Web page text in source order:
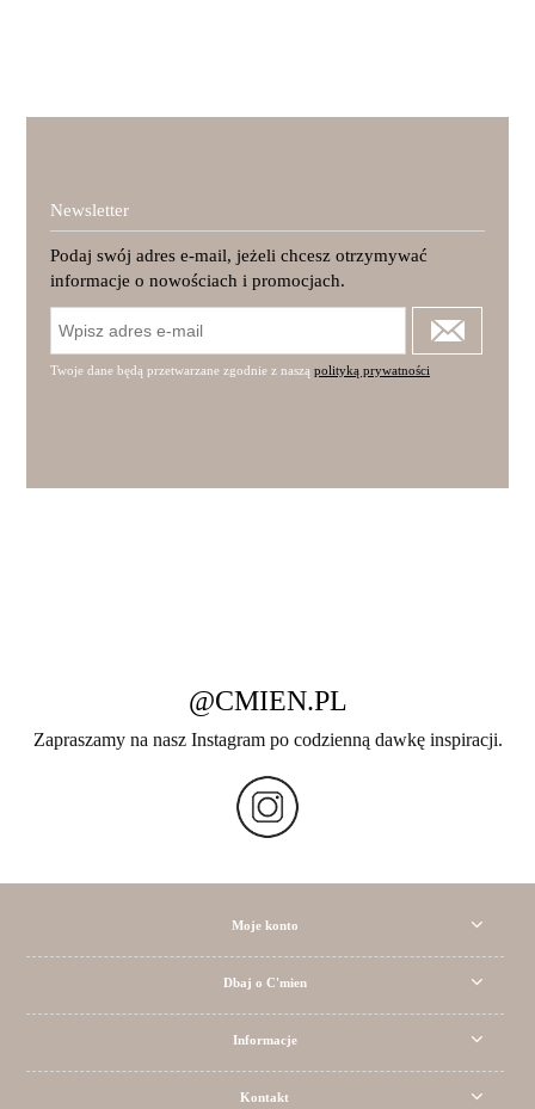
Newsletter
Podaj swój adres e-mail, jeżeli chcesz otrzymywać
informacje o nowościach i promocjach.
Twoje dane będą przetwarzane zgodnie z naszą polityką prywatności
@CMIEN.PL
Zapraszamy na nasz Instagram po codzienną dawkę inspiracji.
Moje konto
Dbaj o C'mien
Informacje
Kontakt